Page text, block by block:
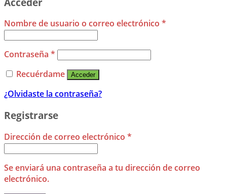
Nombre de usuario o correo electrónico *
Contraseña *
Recuérdame
Acceder
¿Olvidaste la contraseña?
Registrarse
Dirección de correo electrónico *
Se enviará una contraseña a tu dirección de correo
electrónico.